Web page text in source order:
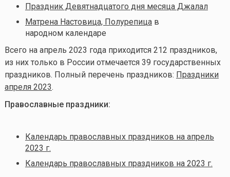
Праздник Девятнадцатого дня месяца Джалал
Матрена Настовица, Полурепицав
народном календаре
Всего на апрель 2023 года приходится 212 праздников,
из них только в России отмечается 39 государственных
праздников. Полный перечень праздников: Праздники
апреля 2023.
Православные праздники:
Календарь православных праздников на апрель
2023 г.
Календарь православных праздников на 2023 г.